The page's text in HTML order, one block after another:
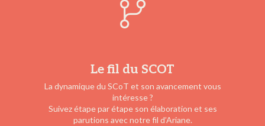
Le fil du SCOT
La dynamique du SCoT et son avancement vous
intéresse ?
Suivez étape par étape son élaboration et ses
parutions avec notre fil d’Ariane.